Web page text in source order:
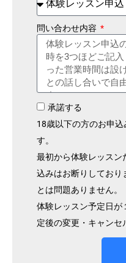
問い合わせ内容
承諾する
18歳以下の方のお申
す。
最初から体験レッスン
込みはお断りしてお
とは問題ありません。
体験レッスン予定日が
定後の変更・キャンセ